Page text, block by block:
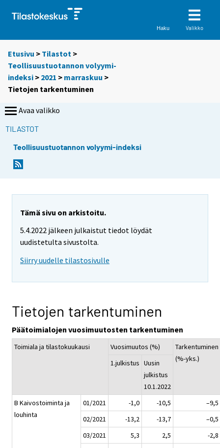
Haku Valikko
Etusivu > Tilastot >
Teollisuustuotannon volyymi-
indeksi > 2021 > marraskuu >
Tietojen tarkentuminen
Avaa valikko
TILASTOT
Teollisuustuotannon volyymi-indeksi
Tämä sivu on arkistoitu.
5.4.2022 jälkeen julkaistut tiedot löydät
uudistetulta sivustolta.
Siirry uudelle tilastosivulle
Tietojen tarkentuminen
Päätoimialojen vuosimuutosten tarkentuminen
Toimiala ja tilastokuukausi Vuosimuutos (%)
Tarkentuminen
(%-yks.)
1.julkistus Uusin
julkistus
10.1.2022
B Kaivostoiminta ja
louhinta
01/2021 -1,0 -10,5
–9,5
02/2021
-13,2 -13,7
–0,5
03/2021
5,3 2,5
-2,8